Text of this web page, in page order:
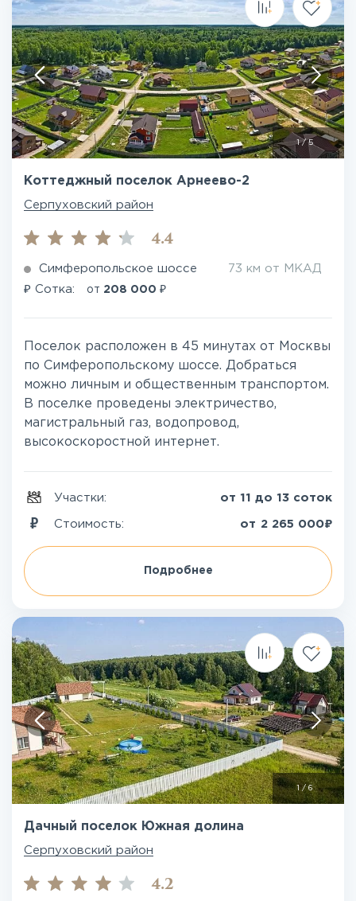
1/ 5
Коттеджный поселок Арнеево-2
Серпуховский район
4.4
Симферопольское шоссе 73 км от МКАД
₽ Сотка: от 208 000 ₽
Поселок расположен в 45 минутах от Москвы
по Симферопольскому шоссе. Добраться
можно личным и общественным транспортом.
В поселке проведены электричество,
магистральный газ, водопровод,
высокоскоростной интернет.
Участки: от 11 до 13 соток
Стоимость: от 2 265 000₽
Подробнее
1 /6
Дачный поселок Южная долина
Серпуховский район
4.2